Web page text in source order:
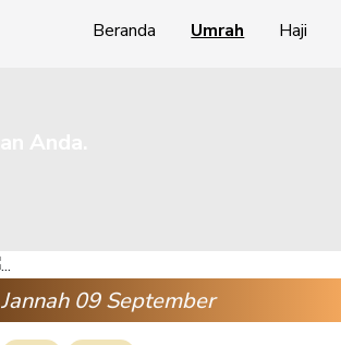
Beranda Umrah Haji
Jannah 09 September